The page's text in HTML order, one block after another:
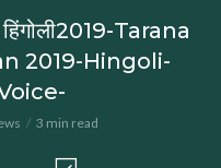
Tarana
2019-Hingoli-
3 min read